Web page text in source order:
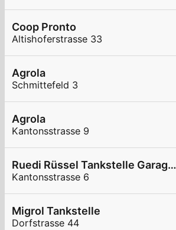
Coop Pronto
Altishoferstrasse 33
Agrola
Schmittefeld 3
Agrola
Kantonsstrasse 9
Ruedi Rüssel Tankstelle Garage Franz Wey
Kantonsstrasse 6
Migrol Tankstelle
Dorfstrasse 44